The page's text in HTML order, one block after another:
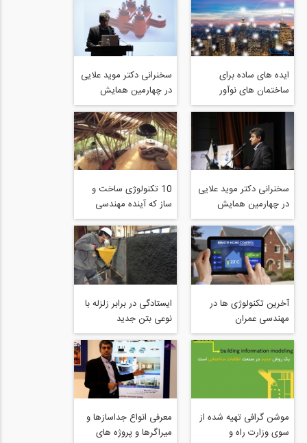
ایده های ساده برای
ساختمان های نوآور
سخنرانی دکتر موید علایی
در چهارمین همایش
طراحی عملکردی- پارت
دوم
سخنرانی دکتر موید علایی
در چهارمین همایش
طراحی عملکردی- پارت
اول
10 تکنولوژی ساخت و
ساز که آینده مهندسی
عمران را تغییر خواهد داد
آخرین تکنولوژی ها در
مهندسی عمران
ایستادگی در برابر زلزله با
نوعی بتن جدید
موشن گرافی تهیه شده از
سوی وزارت راه و
معرفی انواع جداسازها و
میراگرها و پروژه های